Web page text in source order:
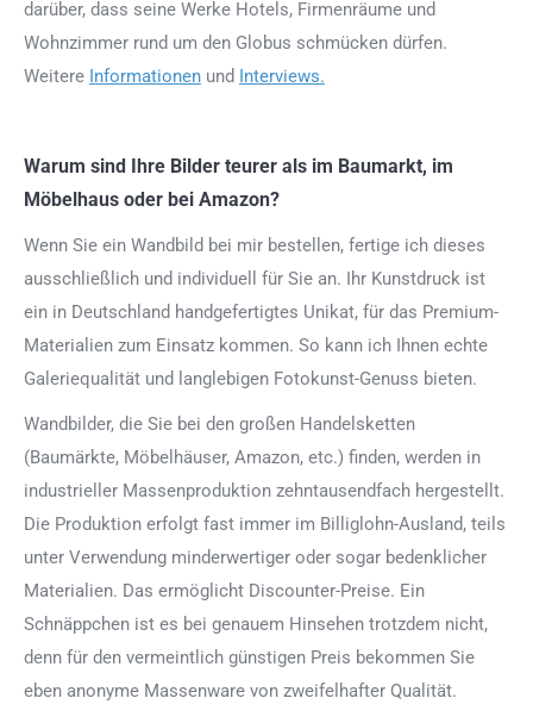
darüber, dass seine Werke Hotels, Firmenräume und
Wohnzimmer rund um den Globus schmücken dürfen.
Weitere Informationen und Interviews.
Warum sind Ihre Bilder teurer als im Baumarkt, im
Möbelhaus oder bei Amazon?
Wenn Sie ein Wandbild bei mir bestellen, fertige ich dieses
ausschließlich und individuell für Sie an. Ihr Kunstdruck ist
ein in Deutschland handgefertigtes Unikat, für das Premium-
Materialien zum Einsatz kommen. So kann ich Ihnen echte
Galeriequalität und langlebigen Fotokunst-Genuss bieten.
Wandbilder, die Sie bei den großen Handelsketten
(Baumärkte, Möbelhäuser, Amazon, etc.) finden, werden in
industrieller Massenproduktion zehntausendfach hergestellt.
Die Produktion erfolgt fast immer im Billiglohn-Ausland, teils
unter Verwendung minderwertiger oder sogar bedenklicher
Materialien. Das ermöglicht Discounter-Preise. Ein
Schnäppchen ist es bei genauem Hinsehen trotzdem nicht,
denn für den vermeintlich günstigen Preis bekommen Sie
eben anonyme Massenware von zweifelhafter Qualität.